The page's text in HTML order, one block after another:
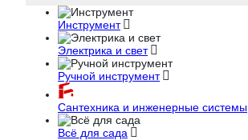
Инструмент
Электрика и свет
Ручной инструмент
Сантехника и инженерные системы
Всё для сада